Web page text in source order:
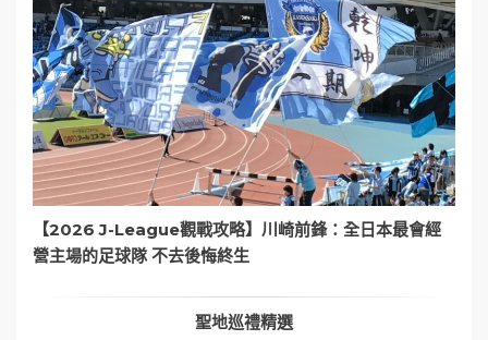
【2026 J-League觀戰攻略】川崎前鋒：全日本最會經
營主場的足球隊 不去後悔終生
聖地巡禮精選